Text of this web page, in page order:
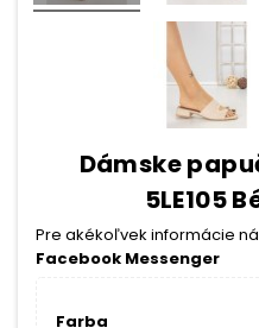
Dámske
5LE105
Pre akékoľvek informácie
Facebook Messenger
Farba